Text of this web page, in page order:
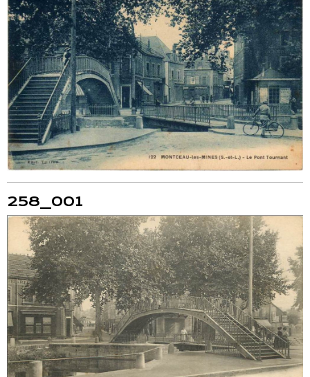
258_001